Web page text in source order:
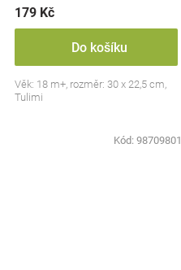
179 Kč
Do košíku
Věk: 18 m+, rozměr: 30 x 22,5 cm,
Tulimi
Kód: 98709801